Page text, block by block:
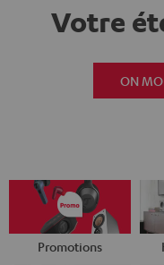
Votre
ON
Promotions